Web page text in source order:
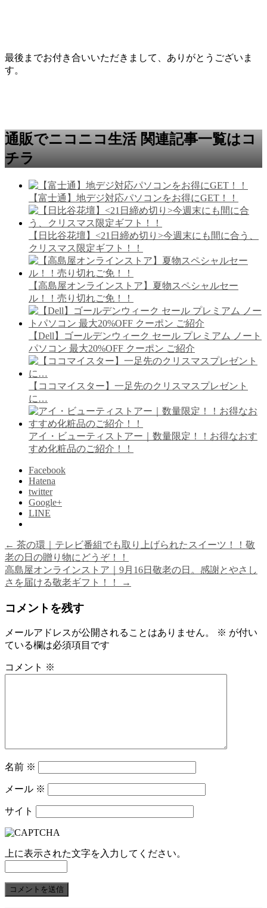
最後までお付き合いいただきまして、ありがとうございま
す。
通販でニコニコ生活 関連記事一覧はコ
チラ
【富士通】地デジ対応パソコンをお得にGET！！
【日比谷花壇】<21日締め切り>今週末にも間に合う、
クリスマス限定ギフト！！
【高島屋オンラインストア】夏物スペシャルセー
ル！！売り切れご免！！
【Dell】ゴールデンウィーク セール プレミアム ノート
パソコン 最大20%OFF クーポン ご紹介
【ココマイスター】一足先のクリスマスプレゼント
に…
アイ・ビューティストアー｜数量限定！！お得なおす
すめ化粧品のご紹介！！
Facebook
Hatena
twitter
Google+
LINE
← 茶の環｜テレビ番組でも取り上げられたスイーツ！！敬
老の日の贈り物にどうぞ！！
高島屋オンラインストア｜9月16日敬老の日。感謝とやさし
さを届ける敬老ギフト！！
→
コメントを残す
メールアドレスが公開されることはありません。 ※ が付い
ている欄は必須項目です
コメント ※
名前 ※
メール ※
サイト
上に表示された文字を入力してください。